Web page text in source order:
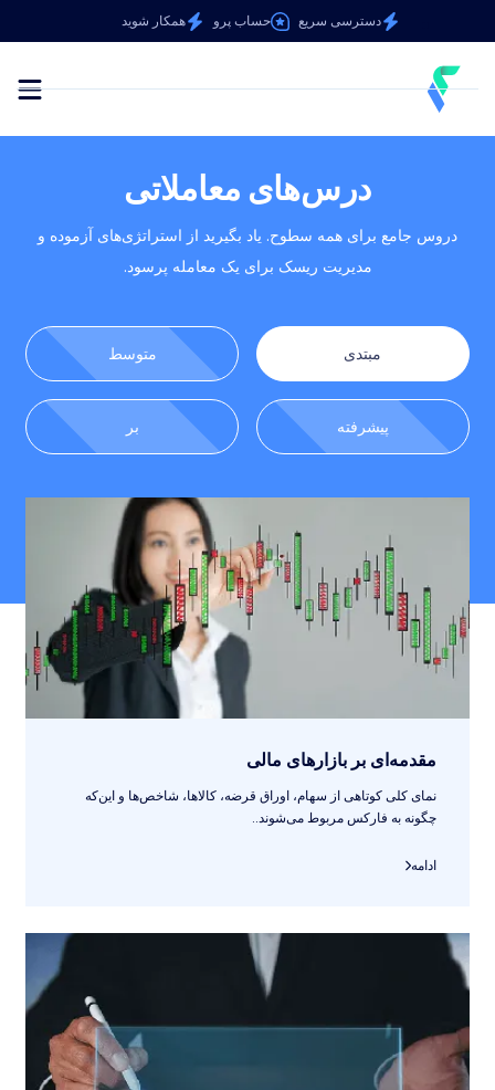
دسترسی سریع حساب پرو همکار شوید
درس‌های معاملاتی
دروس جامع برای همه سطوح. یاد بگیرید از استراتژی‌های آزموده و
مدیریت ریسک برای یک معامله پرسود.
مبتدی متوسط
پیشرفته بر
مقدمه‌ای بر بازارهای مالی
نمای کلی کوتاهی از سهام، اوراق قرضه، کالاها، شاخص‌ها و این‌که
چگونه به فارکس مربوط می‌شوند..
ادامه